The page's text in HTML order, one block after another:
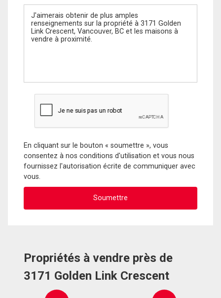
Message
En cliquant sur le bouton « soumettre », vous
consentez à nos conditions d'utilisation et vous nous
fournissez l'autorisation écrite de communiquer avec
vous.
Propriétés à vendre près de
3171 Golden Link Crescent